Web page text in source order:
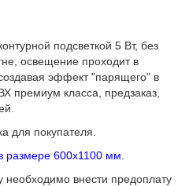
подсветкой 5 Вт, без
освещение проходит в
эффект "парящего" в
премиум класса, предзаказ,
для покупателя.
размере 600х1100 мм.
необходимо внести предоплату